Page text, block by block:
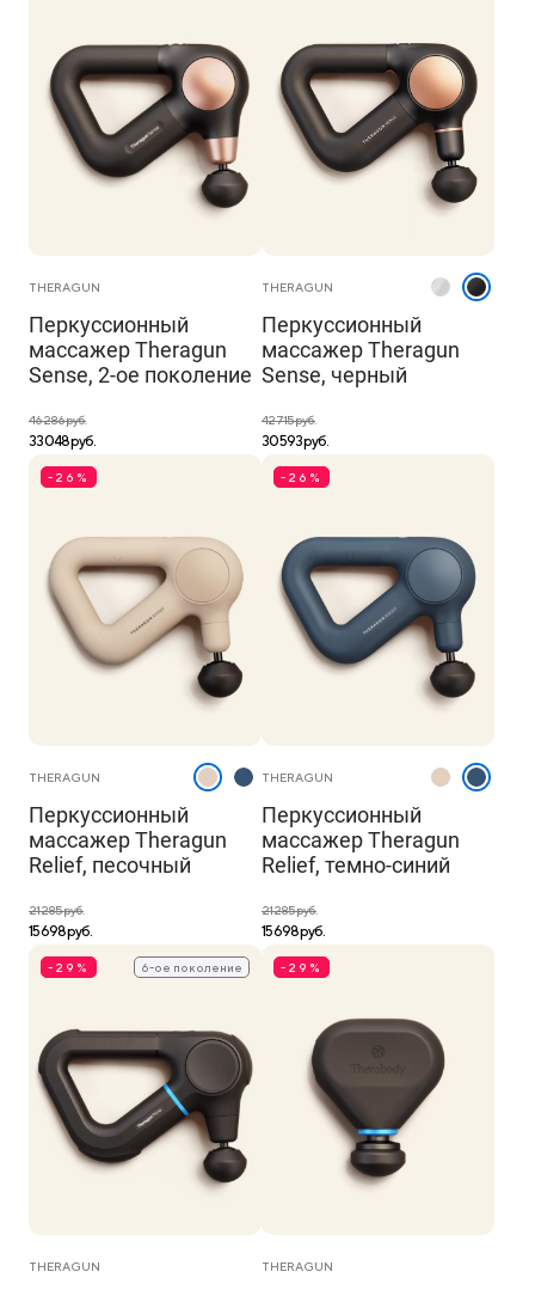
THERAGUN
Перкуссионный
массажер Theragun
Sense, 2-ое поколение
46 286 руб.
33 048 руб.
THERAGUN
Перкуссионный
массажер Theragun
Sense, черный
42 715 руб.
30 593 руб.
-26%
THERAGUN
Перкуссионный
массажер Theragun
Relief, песочный
21 285 руб.
15 698 руб.
-26%
THERAGUN
Перкуссионный
массажер Theragun
Relief, темно-синий
21 285 руб.
15 698 руб.
6-ое поколение
-29%
THERAGUN
-29%
THERAGUN